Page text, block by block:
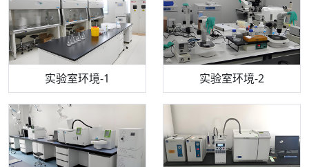
实验室环境-1 实验室环境-2
机构质检技术员-1 机构质检技术员-2
步入式恒温恒湿试验箱 电感耦合等离子体光谱仪